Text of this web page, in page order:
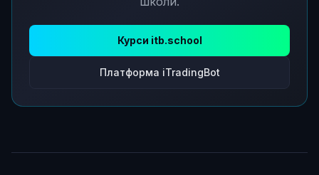
Курси itb.school
Платформа iTradingBot